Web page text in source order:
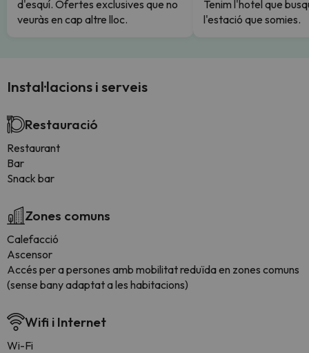
d'esquí. Ofertes exclusives que no
veuràs en cap altre lloc.
Tenim l'hotel que
l'estació que somies.
Instal·lacions i serveis
Restauració
Restaurant
Bar
Snack bar
Zones comuns
Calefacció
Ascensor
Accés per a persones amb mobilitat reduïda en zones comuns
(sense bany adaptat a les habitacions)
Wifi i Internet
Wi-Fi